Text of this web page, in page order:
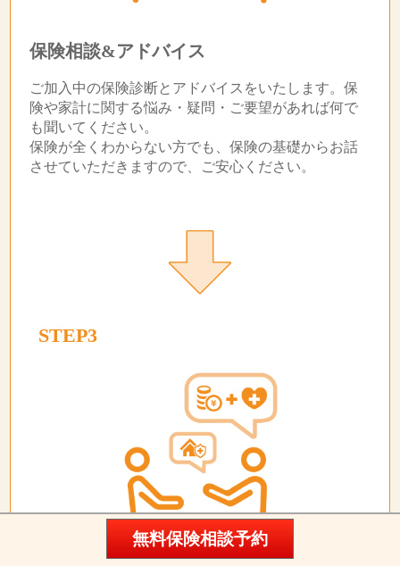
保険相談&アドバイス
ご加入中の保険診断とアドバイスをいたします。保
険や家計に関する悩み・疑問・ご要望があれば何で
も聞いてください。
保険が全くわからない方でも、保険の基礎からお話
させていただきますので、ご安心ください。
STEP3
無料保険相談予約